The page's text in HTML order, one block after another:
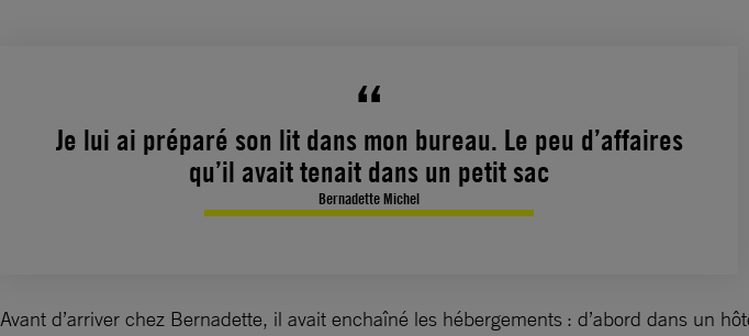
Je lui ai préparé son lit dans mon bureau. Le peu d’affaires
qu’il avait tenait dans un petit sac
Bernadette Michel
Avant d’arriver chez Bernadette, il avait enchaîné les hébergements : d’abord dans un